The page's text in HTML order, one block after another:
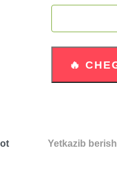
Yetkazib berish